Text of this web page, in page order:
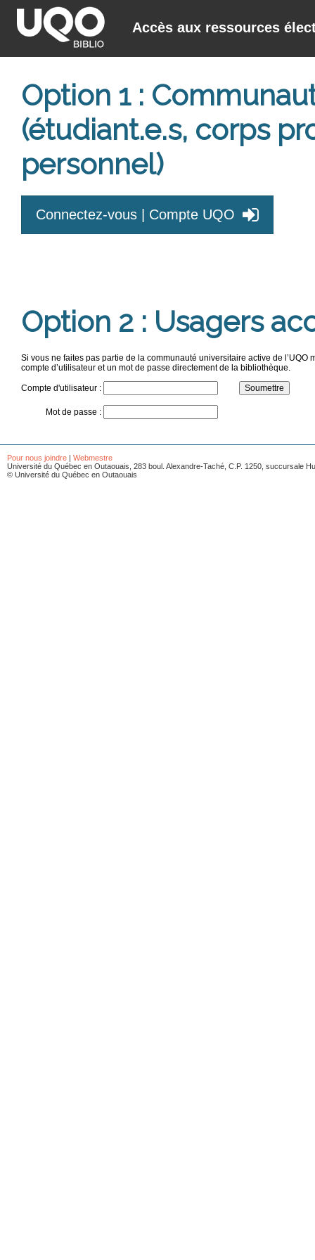
Accès aux ressources
Option 1 :
(étudiant.e.s, corps
personnel)
Connectez-vous | Compte UQO
Option 2 : Usagers
Si vous ne faites pas partie de la communauté universitaire active de l’UQO
compte d’utilisateur et un mot de passe directement de la bibliothèque.
Compte d'utilisateur :
Mot de passe :
Pour nous joindre | Webmestre
Université du Québec en Outaouais, 283 boul. Alexandre-Taché, C.P. 1250, succursale
© Université du Québec en Outaouais